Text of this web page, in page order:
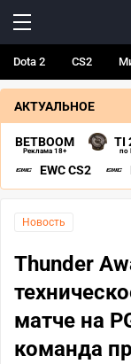
Dota 2 CS2
АКТУАЛЬНОЕ
BETBOOM
Реклама 18+
TI
по
EWC CS2
Новость
Thunder
матче на
команда